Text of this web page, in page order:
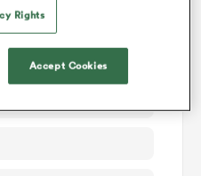
Rights
Accept Cookies